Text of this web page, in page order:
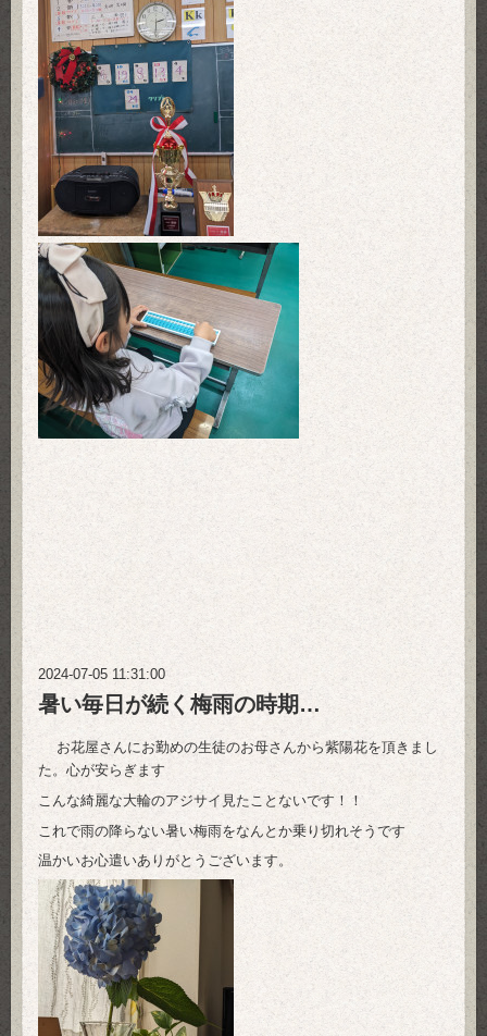
2024-07-05 11:31:00
暑い毎日が続く梅雨の時期…
お花屋さんにお勤めの生徒のお母さんから紫陽花を頂きまし
た。心が安らぎます
こんな綺麗な大輪のアジサイ見たことないです！！
これで雨の降らない暑い梅雨をなんとか乗り切れそうです
温かいお心遣いありがとうございます。